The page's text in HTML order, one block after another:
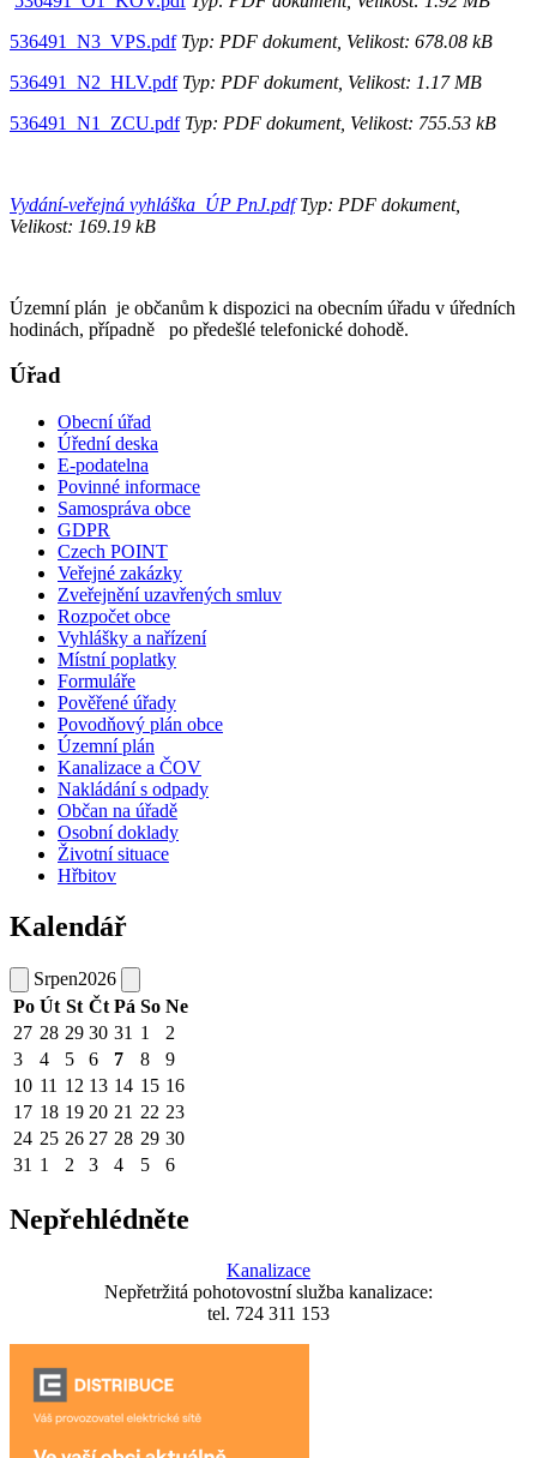
536491_N3_VPS.pdfTyp: PDF dokument, Velikost: 678.08 kB
536491_N2_HLV.pdfTyp: PDF dokument, Velikost: 1.17 MB
536491_N1_ZCU.pdfTyp: PDF dokument, Velikost: 755.53 kB
Vydání-veřejná vyhláška_ÚP PnJ.pdfTyp: PDF dokument,
Velikost: 169.19 kB
Územní plán je občanům k dispozici na obecním úřadu v úředních
hodinách, případně po předešlé telefonické dohodě.
Úřad
Obecní úřad
Úřední deska
E-podatelna
Povinné informace
Samospráva obce
GDPR
Czech POINT
Veřejné zakázky
Zveřejnění uzavřených smluv
Rozpočet obce
Vyhlášky a nařízení
Místní poplatky
Formuláře
Pověřené úřady
Povodňový plán obce
Územní plán
Kanalizace a ČOV
Nakládání s odpady
Občan na úřadě
Osobní doklady
Životní situace
Hřbitov
Kalendář
Srpen2026
Po Út St Čt Pá So Ne
27 28 29 30 31 1
2
3
4 5 6 7 8
9
10 11 12 13 14 15 16
17 18 19 20 21 22 23
24 25 26 27 28 29 30
31 1 2 3 4 5 6
Nepřehlédněte
Kanalizace
Nepřetržitá pohotovostní služba kanalizace:
tel. 724 311 153